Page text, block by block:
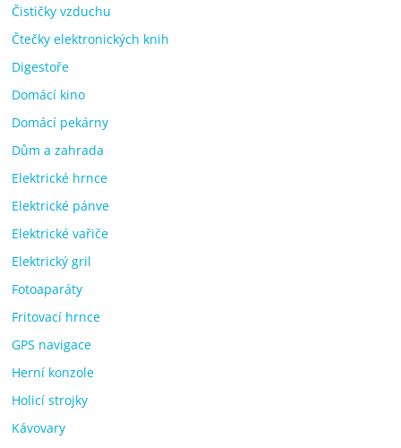
Čističky vzduchu
Čtečky elektronických knih
Digestoře
Domácí kino
Domácí pekárny
Dům a zahrada
Elektrické hrnce
Elektrické pánve
Elektrické vařiče
Elektrický gril
Fotoaparáty
Fritovací hrnce
GPS navigace
Herní konzole
Holicí strojky
Kávovary